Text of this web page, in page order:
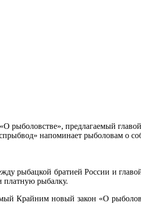
рыболовстве», предлагаемый
напоминает рыболовам о
рыбацкой братией России и
платную рыбалку.
Крайним новый закон «О